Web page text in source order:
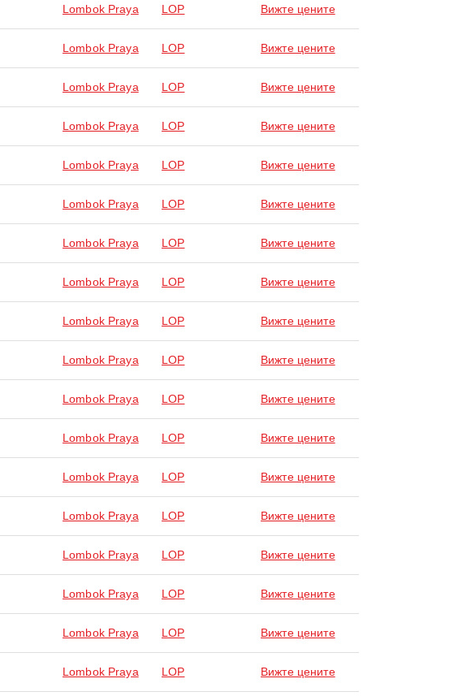
Lombok Praya LOP Вижте цените
Lombok Praya LOP Вижте цените
Lombok Praya LOP Вижте цените
Lombok Praya LOP Вижте цените
Lombok Praya LOP Вижте цените
Lombok Praya LOP Вижте цените
Lombok Praya LOP Вижте цените
Lombok Praya LOP Вижте цените
Lombok Praya LOP Вижте цените
Lombok Praya LOP Вижте цените
Lombok Praya LOP Вижте цените
Lombok Praya LOP Вижте цените
Lombok Praya LOP Вижте цените
Lombok Praya LOP Вижте цените
Lombok Praya LOP Вижте цените
Lombok Praya LOP Вижте цените
Lombok Praya LOP Вижте цените
Lombok Praya LOP Вижте цените